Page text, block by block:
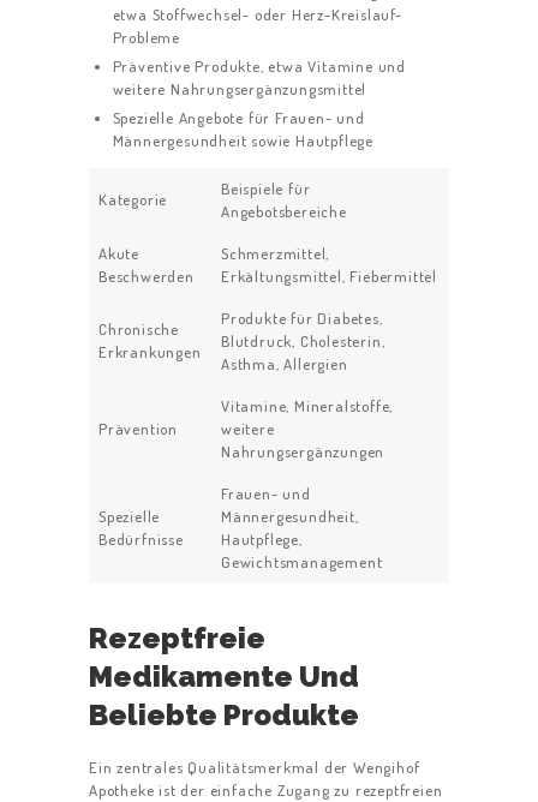
etwa Stoffwechsel- oder Herz-Kreislauf-
Probleme
Präventive Produkte, etwa Vitamine und
weitere Nahrungsergänzungsmittel
Spezielle Angebote für Frauen- und
Männergesundheit sowie Hautpflege
Kategorie
Beispiele für
Angebotsbereiche
Akute
Beschwerden
Schmerzmittel,
Erkältungsmittel, Fiebermittel
Chronische
Erkrankungen
Produkte für Diabetes,
Blutdruck, Cholesterin,
Asthma, Allergien
Prävention
Vitamine, Mineralstoffe,
weitere
Nahrungsergänzungen
Spezielle
Bedürfnisse
Frauen- und
Männergesundheit,
Hautpflege,
Gewichtsmanagement
Rezeptfreie
Medikamente Und
Beliebte Produkte
Ein zentrales Qualitätsmerkmal der Wengihof
Apotheke ist der einfache Zugang zu rezeptfreien